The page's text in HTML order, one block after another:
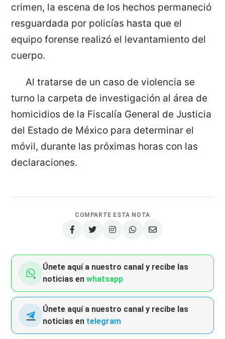
crimen, la escena de los hechos permaneció
resguardada por policías hasta que el
equipo forense realizó el levantamiento del
cuerpo.
Al tratarse de un caso de violencia se
turno la carpeta de investigación al área de
homicidios de la Fiscalía General de Justicia
del Estado de México para determinar el
móvil, durante las próximas horas con las
declaraciones.
COMPARTE ESTA NOTA
Únete aquí a nuestro canal y recibe las
noticias enwhatsapp
Únete aquí a nuestro canal y recibe las
noticias en telegram